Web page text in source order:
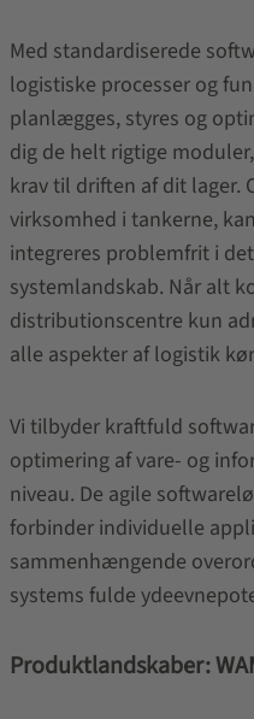
Med standardiserede
logistiske processer og
planlægges, styres og
dig de helt rigtige
krav til driften af dit lager.
virksomhed i tankerne,
integreres problemfrit i
systemlandskab. Når alt
distributionscentre kun
alle aspekter af logistik
Vi tilbyder kraftfuld
optimering af vare- og
niveau. De agile
forbinder individuelle
sammenhængende
systems fulde
Produktlandskaber: